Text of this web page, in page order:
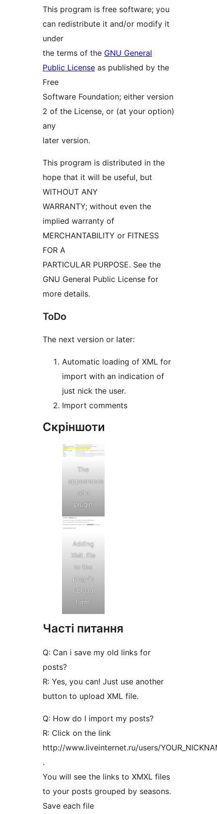
This program is free software; you
can redistribute it and/or modify it
under
the terms of the GNU General
Public License as published by the
Free
Software Foundation; either version
2 of the License, or (at your option)
any
later version.
This program is distributed in the
hope that it will be useful, but
WITHOUT ANY
WARRANTY; without even the
implied warranty of
MERCHANTABILITY or FITNESS
FOR A
PARTICULAR PURPOSE. See the
GNU General Public License for
more details.
ToDo
The next version or later:
Automatic loading of XML for
import with an indication of
just nick the user.
Import comments
Скріншоти
The
appearance
of a
plugin
Adding
XML file
to the
plug-in
upload
form.
Часті питання
Q: Can i save my old links for
posts?
R: Yes, you can! Just use another
button to upload XML file.
Q: How do I import my posts?
R: Click on the link
http://www.liveinternet.ru/users/
.
You will see the links to XMXL files
to your posts grouped by seasons.
Save each file